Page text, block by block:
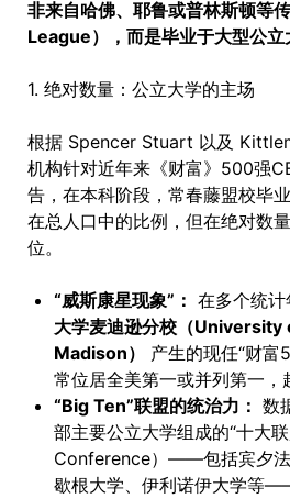
非来自哈佛、耶鲁或普林斯顿等
League），而是毕业于大型公立
1. 绝对数量：公立大学的主场
根据 Spencer Stuart 以及
机构针对近年来《财富》500强
告，在本科阶段，常春藤盟校毕
在总人口中的比例，但在绝对数
位。
“威斯康星现象”： 在多个统计
大学麦迪逊分校（
Madison）
产生的现任“财富
常位居全美第一或并列第一，
“Big Ten”联盟的统治力： 数
部主要公立大学组成的“十大
Conference）——包括宾夕
歇根大学、伊利诺伊大学等